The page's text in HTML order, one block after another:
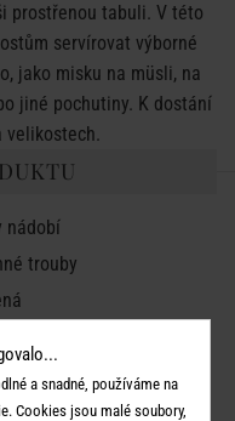
prostřenou tabuli. V této
servírovat výborné
jako misku na müsli, na
jiné pochutiny. K dostání
velikostech.
nádobí
trouby
a snadné, používáme na
Cookies jsou malé soubory,